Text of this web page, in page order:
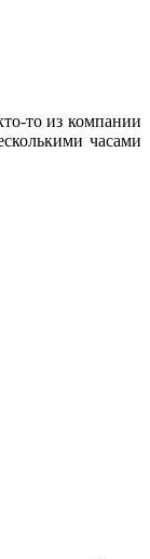
то из компании
часами